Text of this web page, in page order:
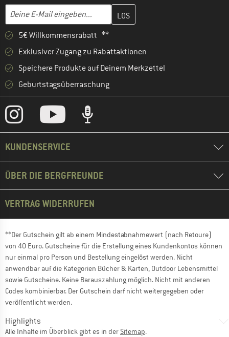
E-Mail-Adresse
Gib hier deine E-Mail-Adresse ein und erstelle im nächsten
5€ Willkommensrabatt **
Exklusiver Zugang zu Rabattaktionen
Speichere Produkte auf Deinem Merkzettel
Geburtstagsüberraschung
KUNDENSERVICE
ÜBER DIE BERGFREUNDE
VERTRAG WIDERRUFEN
**Der Gutschein gilt ab einem Mindestabnahmewert (nach Retoure)
von 40 Euro. Gutscheine für die Erstellung eines Kundenkontos können
nur einmal pro Person und Bestellung eingelöst werden. Nicht
anwendbar auf die Kategorien Bücher & Karten, Outdoor Lebensmittel
sowie Gutscheine. Keine Barauszahlung möglich. Nicht mit anderen
Codes kombinierbar. Der Gutschein darf nicht weitergegeben oder
veröffentlicht werden.
Highlights
Alle Inhalte im Überblick gibt es in der Sitemap.